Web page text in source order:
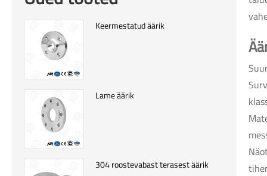
Keermestatud äärik
Lame äärik
304 roostevabast terasest äärik